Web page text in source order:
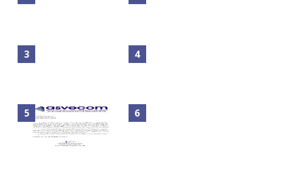
Maior São João do Cerrado
movimenta fim de semana